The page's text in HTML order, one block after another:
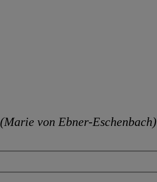
(Marie von Ebner-Eschenbach)